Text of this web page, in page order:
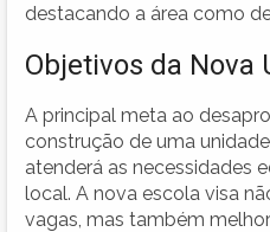
destacando a área como
Objetivos da Nova
A principal meta ao
construção de uma
atenderá as necessidades
local. A nova escola visa
vagas, mas também